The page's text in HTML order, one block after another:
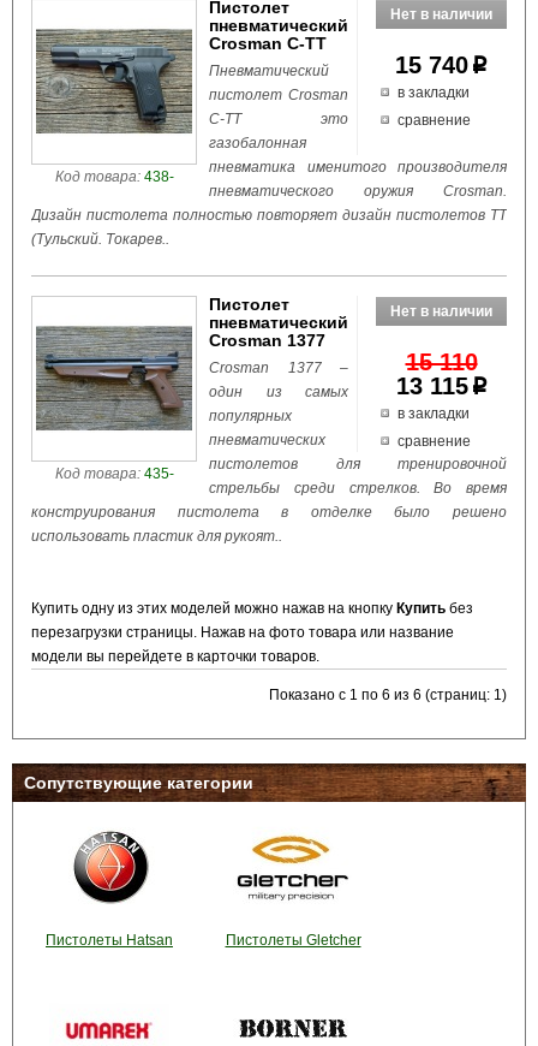
15 740 p
в закладки
сравнение
Код товара:438-
Пистолет
пневматический
Crosman C-TT
Пневматический
пистолет Crosman
C-TT это
газобалонная
пневматика именитого производителя
пневматического оружия Crosman.
Дизайн пистолета полностью повторяет дизайн пистолетов ТТ
(Тульский. Токарев..
15 110
13 115p
в закладки
сравнение
Код товара:435-
Пистолет
пневматический
Crosman 1377
Crosman 1377 –
один из самых
популярных
пневматических
пистолетов для тренировочной
стрельбы среди стрелков. Во время
конструирования пистолета в отделке было решено
использовать пластик для рукоят..
Купить одну из этих моделей можно нажав на кнопку Купить без
перезагрузки страницы. Нажав на фото товара или название
модели вы перейдете в карточки товаров.
Показано с 1 по 6 из 6 (страниц: 1)
Сопутствующие категории
Пистолеты Hatsan Пистолеты Gletcher